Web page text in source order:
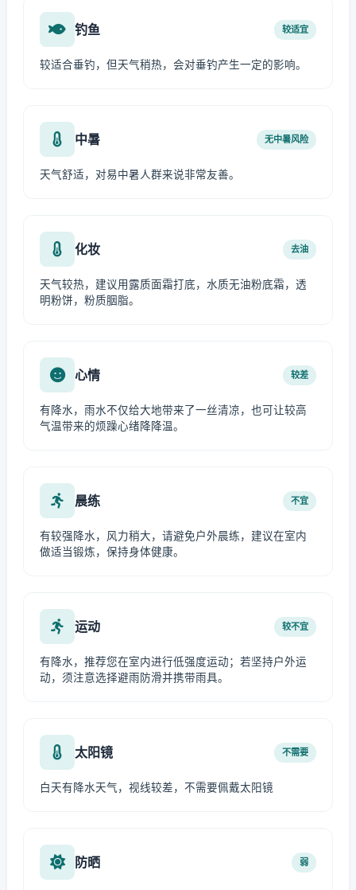
钓鱼 较适宜
较适合垂钓，但天气稍热，会对垂钓产生一定的影响。
中暑 无中暑风险
天气舒适，对易中暑人群来说非常友善。
化妆 去油
天气较热，建议用露质面霜打底，水质无油粉底霜，透
明粉饼，粉质胭脂。
心情 较差
有降水，雨水不仅给大地带来了一丝清凉，也可让较高
气温带来的烦躁心绪降降温。
晨练 不宜
有较强降水，风力稍大，请避免户外晨练，建议在室内
做适当锻炼，保持身体健康。
运动 较不宜
有降水，推荐您在室内进行低强度运动；若坚持户外运
动，须注意选择避雨防滑并携带雨具。
太阳镜 不需要
白天有降水天气，视线较差，不需要佩戴太阳镜
防晒 弱